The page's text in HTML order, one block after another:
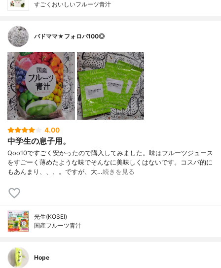
すごくおいしいフルーツ青汁
バドママ★フォロバ100◎
4.00
中学生の息子用。
Qoo10ですごく安かったので購入してみました。味はフルーツジュース
をすごーく薄めたような味でそんなに美味しくはないです。コスパ的に
もあんまり、、、。ですが、大…続きを見る
光生(KOSEI)
国産フルーツ青汁
Hope